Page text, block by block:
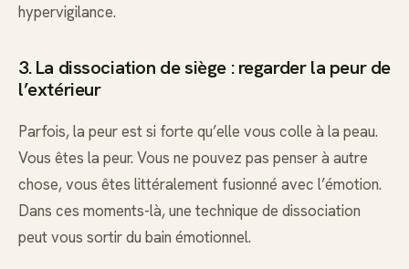
hypervigilance.
3. La dissociation de siège : regarder la peur de
l’extérieur
Parfois, la peur est si forte qu’elle vous colle à la peau.
Vous êtes la peur. Vous ne pouvez pas penser à autre
chose, vous êtes littéralement fusionné avec l’émotion.
Dans ces moments-là, une technique de dissociation
peut vous sortir du bain émotionnel.